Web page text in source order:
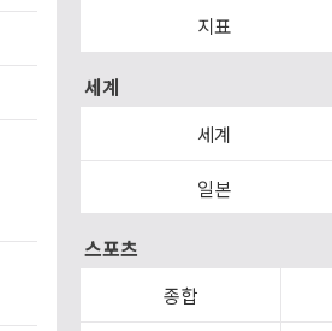
지표
세계
세계
일본
스포츠
종합